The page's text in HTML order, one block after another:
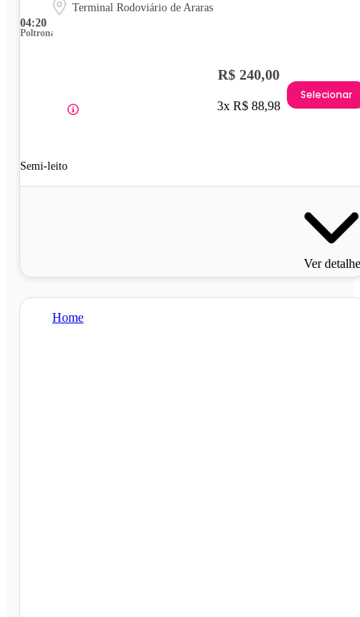
04:20
Terminal Rodoviário de Araras
Poltrona
Semi-leito
R$ 240,00
3x R$ 88,98
Selecionar
Ver
Home